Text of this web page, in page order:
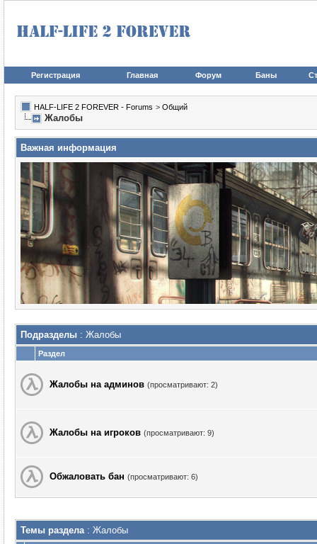
Регистрация Главная Форум Баны
HALF-LIFE 2 FOREVER - Forums > Общий
Жалобы
Важная информация
Подразделы : Жалобы
Раздел
Жалобы на админов (просматривают: 2)
Жалобы на игроков (просматривают: 9)
Обжаловать бан (просматривают: 6)
Темы раздела: Жалобы